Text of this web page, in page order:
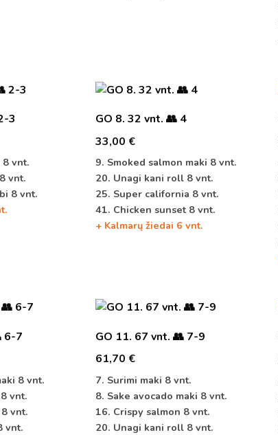
3
8 vnt.
vnt.
8 vnt.
GO 8. 32 vnt. 👥 4
33,00 €
9. Smoked salmon maki 8 vnt.
20. Unagi kani roll 8 vnt.
25. Super california 8 vnt.
41. Chicken sunset 8 vnt.
+ Kalmarų žiedai 6 vnt.
6-7
8 vnt.
vnt.
vnt.
vnt.
GO 11. 67 vnt. 👥 7-9
61,70 €
7. Surimi maki 8 vnt.
8. Sake avocado maki 8 vnt.
16. Crispy salmon 8 vnt.
20. Unagi kani roll 8 vnt.